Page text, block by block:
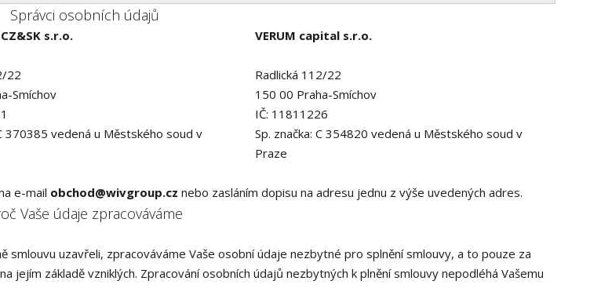
Správci osobních údajů
s.r.o.
22
Smíchov
370385 vedená u Městského soud v
VERUM capital s.r.o.
Radlická 112/22
150 00 Praha-Smíchov
IČ: 11811226
Sp. značka: C 354820 vedená u Městského soud v
Praze
e-mail obchod@wivgroup.cz nebo zasláním dopisu na adresu jednu z výše uvedených adres.
Vaše údaje zpracováváme
smlouvu uzavřeli, zpracováváme Vaše osobní údaje nezbytné pro splnění smlouvy, a to pouze za
jejím základě vzniklých. Zpracování osobních údajů nezbytných k plnění smlouvy nepodléhá Vašemu